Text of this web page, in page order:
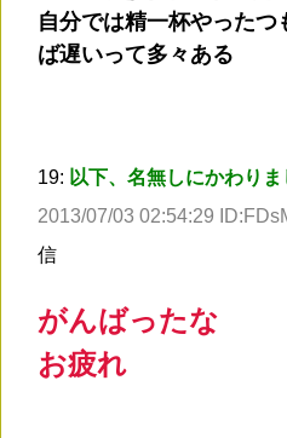
自分では精一杯やった
ば遅いって多々ある
19: 以下、名無しにかわり
2013/07/03 02:54:29
信
がんばったな
お疲れ